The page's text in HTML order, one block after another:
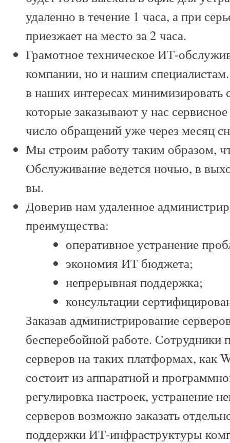
удаленно в течение 1 часа, а при
приезжает на место за 2 часа.
Грамотное техническое ИТ-
компании, но и нашим
в наших интересах
которые заказывают у нас
число обращений уже через месяц
Мы строим работу таким образом,
Обслуживание ведется ночью, в
вы.
Доверив нам удаленное
преимущества:
оперативное устранение
экономия ИТ бюджета;
непрерывная поддержка;
консультации
Заказав администрирование
бесперебойной работе. Сотрудники
серверов на таких платформах, как
состоит из аппаратной и
регулировка настроек, устранение
серверов возможно заказать
поддержки ИТ-инфраструктуры